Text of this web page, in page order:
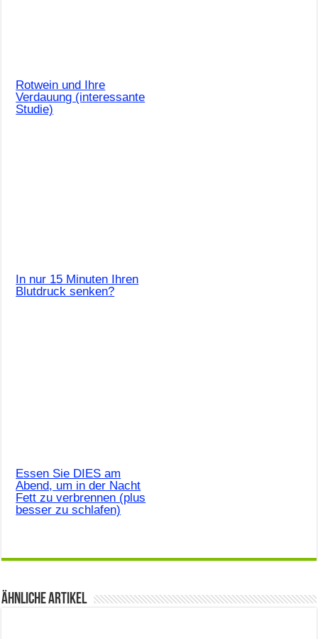
Rotwein und Ihre
Verdauung (interessante
Studie)
In nur 15 Minuten Ihren
Blutdruck senken?
Essen Sie DIES am
Abend, um in der Nacht
Fett zu verbrennen (plus
besser zu schlafen)
Ähnliche Artikel